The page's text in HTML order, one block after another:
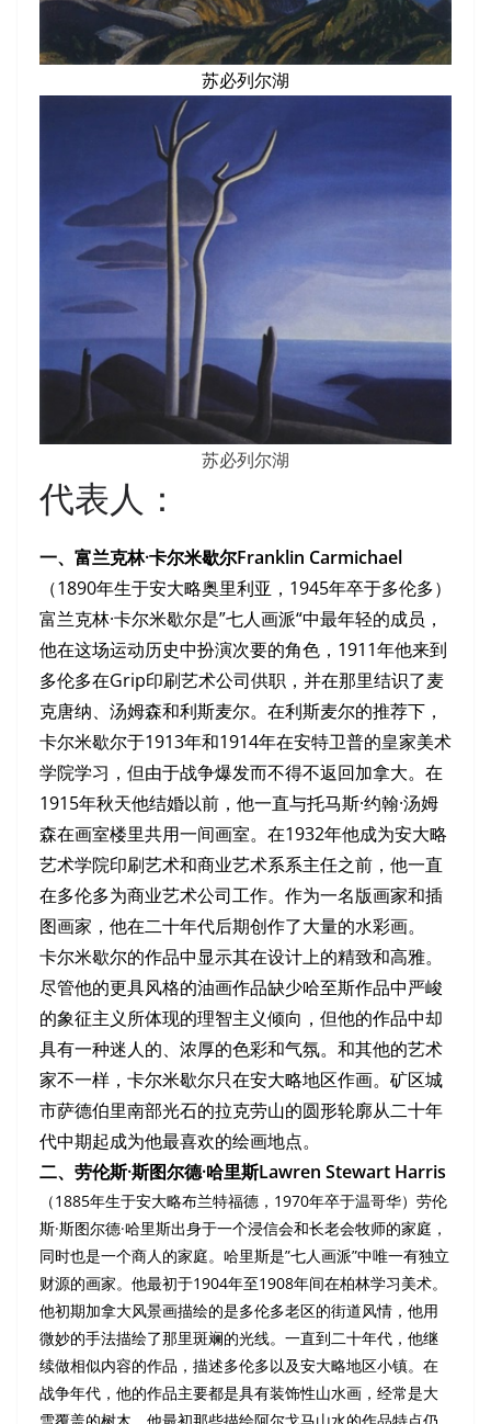
苏必列尔湖
苏必列尔湖
代表人：
一、富兰克林·卡尔米歇尔Franklin Carmichael
（1890年生于安大略奥里利亚，1945年卒于多伦多）
富兰克林·卡尔米歇尔是”七人画派“中最年轻的成员，
他在这场运动历史中扮演次要的角色，1911年他来到
多伦多在Grip印刷艺术公司供职，并在那里结识了麦
克唐纳、汤姆森和利斯麦尔。在利斯麦尔的推荐下，
卡尔米歇尔于1913年和1914年在安特卫普的皇家美术
学院学习，但由于战争爆发而不得不返回加拿大。在
1915年秋天他结婚以前，他一直与托马斯·约翰·汤姆
森在画室楼里共用一间画室。在1932年他成为安大略
艺术学院印刷艺术和商业艺术系系主任之前，他一直
在多伦多为商业艺术公司工作。作为一名版画家和插
图画家，他在二十年代后期创作了大量的水彩画。
卡尔米歇尔的作品中显示其在设计上的精致和高雅。
尽管他的更具风格的油画作品缺少哈至斯作品中严峻
的象征主义所体现的理智主义倾向，但他的作品中却
具有一种迷人的、浓厚的色彩和气氛。和其他的艺术
家不一样，卡尔米歇尔只在安大略地区作画。矿区城
市萨德伯里南部光石的拉克劳山的圆形轮廓从二十年
代中期起成为他最喜欢的绘画地点。
二、劳伦斯·斯图尔德·哈里斯Lawren Stewart Harris
（1885年生于安大略布兰特福德，1970年卒于温哥华）劳伦
斯·斯图尔德·哈里斯出身于一个浸信会和长老会牧师的家庭，
同时也是一个商人的家庭。哈里斯是”七人画派”中唯一有独立
财源的画家。他最初于1904年至1908年间在柏林学习美术。
他初期加拿大风景画描绘的是多伦多老区的街道风情，他用
微妙的手法描绘了那里斑斓的光线。一直到二十年代，他继
续做相似内容的作品，描述多伦多以及安大略地区小镇。在
战争年代，他的作品主要都是具有装饰性山水画，经常是大